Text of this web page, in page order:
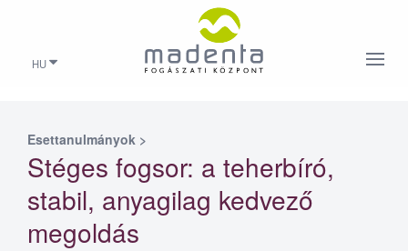
HU
Esettanulmányok >
Stéges fogsor: a teherbíró,
stabil, anyagilag kedvező
megoldás